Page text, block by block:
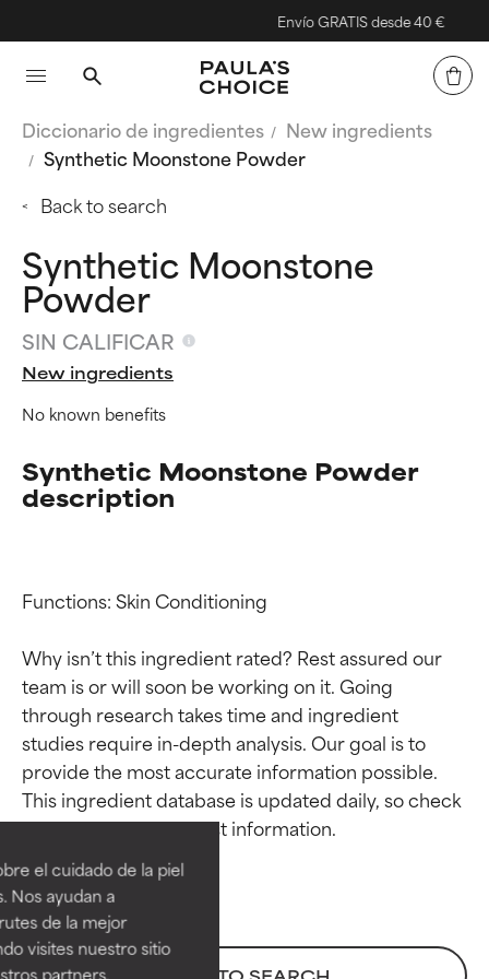
el cuidado de la piel
Nos ayudan a
de la mejor
visites nuestro sitio
partners,
Envío GRATIS desde 40 €
Diccionario de ingredientes
New ingredients
Synthetic Moonstone Powder
Back to search
Synthetic Moonstone
Powder
SIN CALIFICAR
New ingredients
No known benefits
Synthetic Moonstone Powder
description
Functions: Skin Conditioning
Why isn’t this ingredient rated? Rest assured our
team is or will soon be working on it. Going
through research takes time and ingredient
studies require in-depth analysis. Our goal is to
provide the most accurate information possible.
This ingredient database is updated daily, so check
Calificaciones de
ingredientes
EXCELENTE
Ingrediente sobresaliente con
beneficios reales para la piel. Su
eficacia está demostrada y
Calificaciones de
ingredientes
EXCELENTE
Ingrediente sobresaliente con
beneficios reales para la piel. Su
eficacia está demostrada y